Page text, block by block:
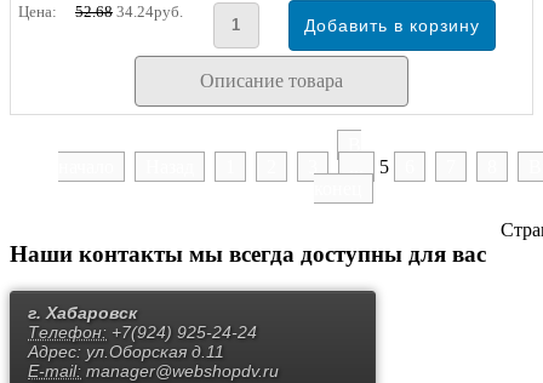
Цена: 52.68 34.24руб.
Описание товара
5
Наши контакты мы всегда доступны для вас
г. Хабаровск
Телефон: +7(924) 925-24-24
Адрес: ул.Оборская д.11
E-mail: manager@webshopdv.ru